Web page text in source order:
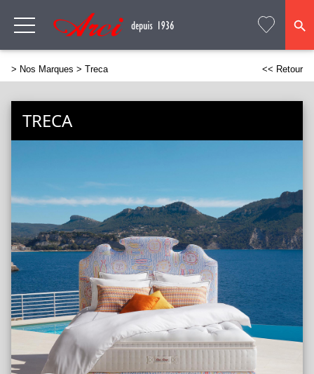
> Nos Marques > Treca << Retour
TRECA